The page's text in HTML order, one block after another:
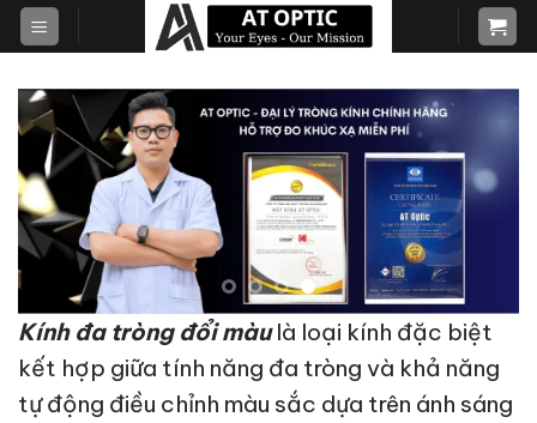
Skip
Kính đa tròng đổi màulà loại kính đặc biệt
kết hợp giữa tính năng đa tròng và khả năng
tự động điều chỉnh màu sắc dựa trên ánh sáng